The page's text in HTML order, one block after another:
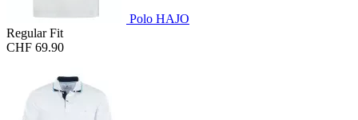
Polo HAJO
Regular Fit
CHF 69.90